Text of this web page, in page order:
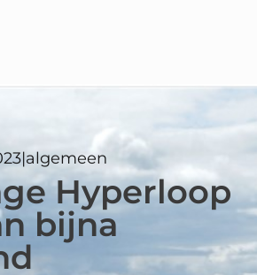
|algemeen
Hyperloop
bijna